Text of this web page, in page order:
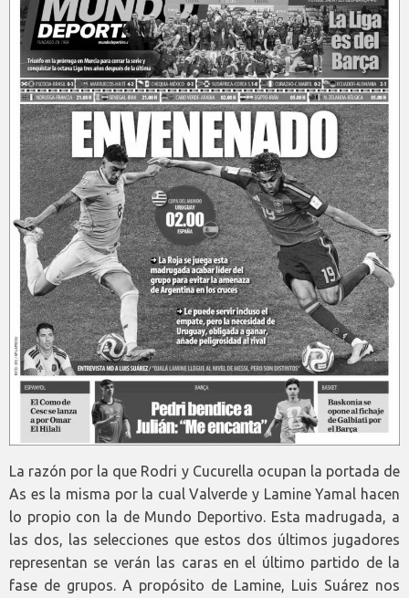
La razón por la que Rodri y Cucurella ocupan la portada de
As es la misma por la cual Valverde y Lamine Yamal hacen
lo propio con la de Mundo Deportivo. Esta madrugada, a
las dos, las selecciones que estos dos últimos jugadores
representan se verán las caras en el último partido de la
fase de grupos. A propósito de Lamine, Luis Suárez nos